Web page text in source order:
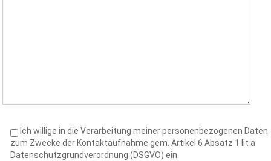
Ich willige in die Verarbeitung meiner personenbezogenen Daten
zum Zwecke der Kontaktaufnahme gem. Artikel 6 Absatz 1 lit a
Datenschutzgrundverordnung (DSGVO) ein.